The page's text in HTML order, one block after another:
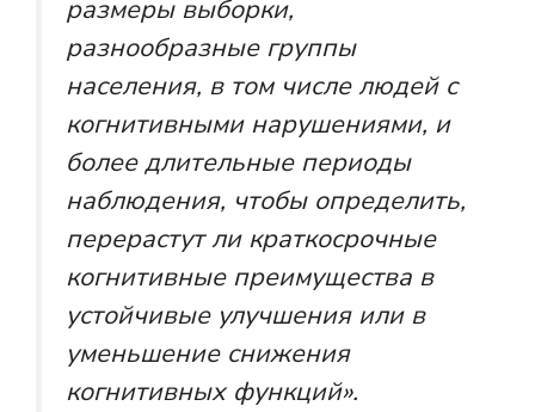
размеры выборки,
разнообразные группы
населения, в том числе людей с
когнитивными нарушениями, и
более длительные периоды
наблюдения, чтобы определить,
перерастут ли краткосрочные
когнитивные преимущества в
устойчивые улучшения или в
уменьшение снижения
когнитивных функций».